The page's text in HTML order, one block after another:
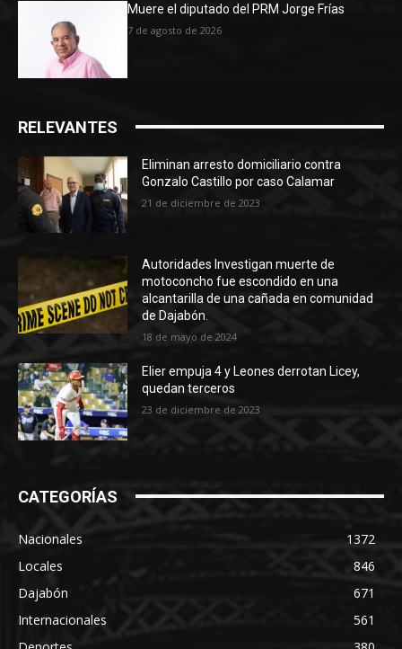
Muere el diputado del PRM Jorge Frías
7 de agosto de 2026
RELEVANTES
Eliminan arresto domiciliario contra
Gonzalo Castillo por caso Calamar
21 de diciembre de 2023
Autoridades Investigan muerte de
motoconcho fue escondido en una
alcantarilla de una cañada en comunidad
de Dajabón.
18 de mayo de 2024
Elier empuja 4 y Leones derrotan Licey,
quedan terceros
23 de diciembre de 2023
CATEGORÍAS
Nacionales
1372
Locales
846
Dajabón
671
Internacionales
561